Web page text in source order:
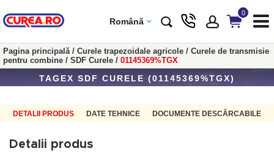
Română
0
Pagina principală/ Curele trapezoidale agricole / Curele de transmisie
pentru combine / SDF Curele / 01145369%TGX
TAGEX SDF CURELE (01145369%TGX)
DETALII PRODUS DATE TEHNICE DOCUMENTE DESCĂRCABILE
Detalii produs